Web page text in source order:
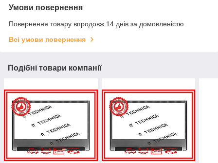
Умови повернення
Повернення товару впродовж 14 днів за домовленістю
Всі умови повернення
Подібні товари компанії